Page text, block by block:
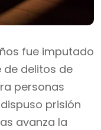
fue imputado
de delitos de
personas
prisión
avanza la